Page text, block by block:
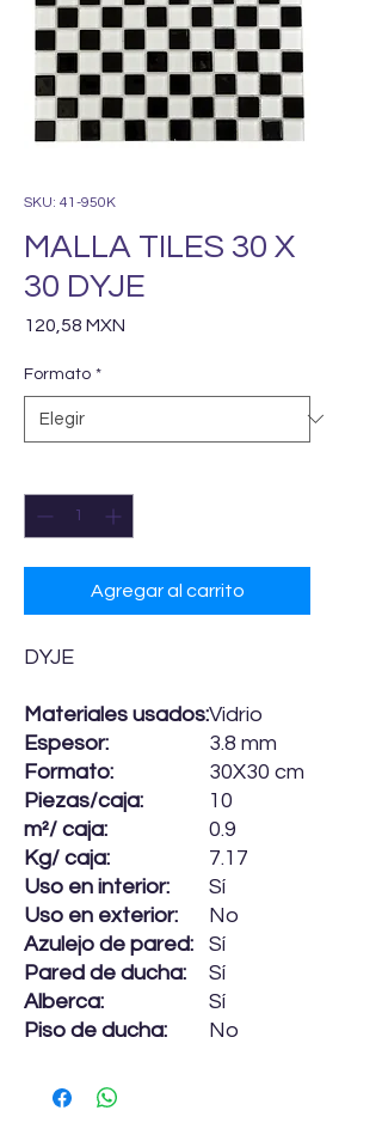
SKU: 41-950K
MALLA TILES 30 X
30 DYJE
120,58 MXN
Formato *
Agregar al carrito
DYJE
Materiales usados:Vidrio
Espesor:
3.8 mm
Formato:
30X30 cm
Piezas/caja:
10
m²/ caja:
0.9
Kg/ caja:
7.17
Uso en interior:
Sí
Uso en exterior:
No
Azulejo de pared:
Sí
Pared de ducha:
Sí
Alberca:
Sí
Piso de ducha:
No